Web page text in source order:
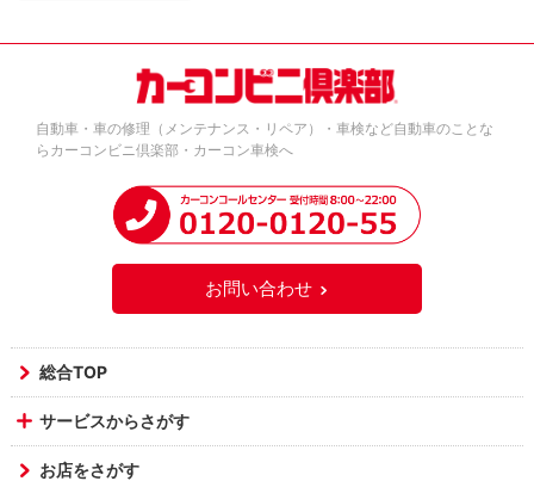
自動車・車の修理（メンテナンス・リペア）・車検など自動車のことな
らカーコンビニ倶楽部・カーコン車検へ
お問い合わせ
総合TOP
サービスからさがす
お店をさがす